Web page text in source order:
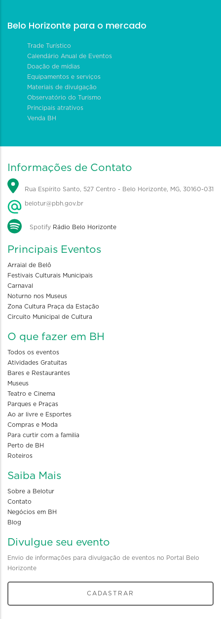
Belo Horizonte para o mercado
Trade Turístico
Calendário Anual de Eventos
Doação de mídias
Equipamentos e serviços
Materiais de divulgação
Observatório do Turismo
Principais atrativos
Venda BH
Informações de Contato
Rua Espírito Santo, 527 Centro - Belo Horizonte, MG, 30160-031
belotur@pbh.gov.br
Spotify Rádio Belo Horizonte
Principais Eventos
Arraial de Belô
Festivais Culturais Municipais
Carnaval
Noturno nos Museus
Zona Cultura Praça da Estação
Circuito Municipal de Cultura
O que fazer em BH
Todos os eventos
Atividades Gratuitas
Bares e Restaurantes
Museus
Teatro e Cinema
Parques e Praças
Ao ar livre e Esportes
Compras e Moda
Para curtir com a familia
Perto de BH
Roteiros
Saiba Mais
Sobre a Belotur
Contato
Negócios em BH
Blog
Divulgue seu evento
Envio de informações para divulgação de eventos no Portal Belo
Horizonte
CADASTRAR